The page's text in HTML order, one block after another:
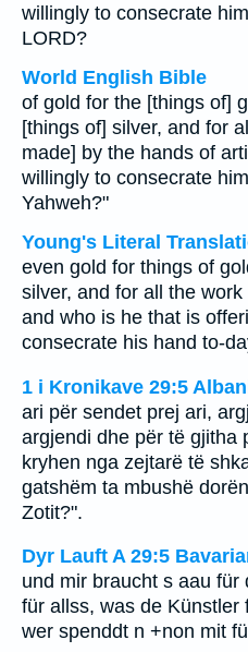
willingly to consecrate
LORD?
World English Bible
of gold for the [things of]
[things of] silver, and for
made] by the hands of
willingly to consecrate
Yahweh?"
Young's Literal
even gold for things of
silver, and for all the
and who is he that is
consecrate his hand to-
1 i Kronikave 29:5
ari për sendet prej ari,
argjendi dhe për të gjitha
kryhen nga zejtarë të
gatshëm ta mbushë
Zotit?".
Dyr Lauft A 29:5
und mir braucht s aau für
für allss, was de Künstler
wer spenddt n +non mit